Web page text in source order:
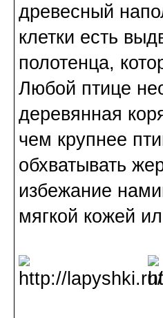
древесный
клетки есть
полотенца,
Любой птице
деревянная
чем крупнее
обхватывать
избежание
мягкой кожей